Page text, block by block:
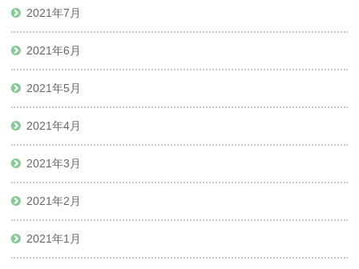
2021年7月
2021年6月
2021年5月
2021年4月
2021年3月
2021年2月
2021年1月